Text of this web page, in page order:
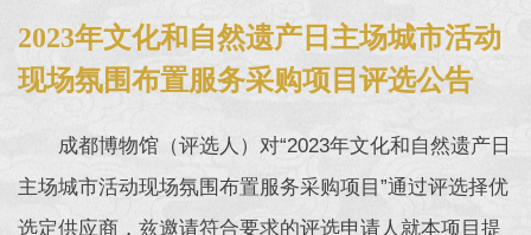
2023年文化和自然遗产日主场城市活动
现场氛围布置服务采购项目评选公告
成都博物馆（评选人）对“2023年文化和自然遗产日
主场城市活动现场氛围布置服务采购项目”通过评选择优
选定供应商，兹邀请符合要求的评选申请人就本项目提